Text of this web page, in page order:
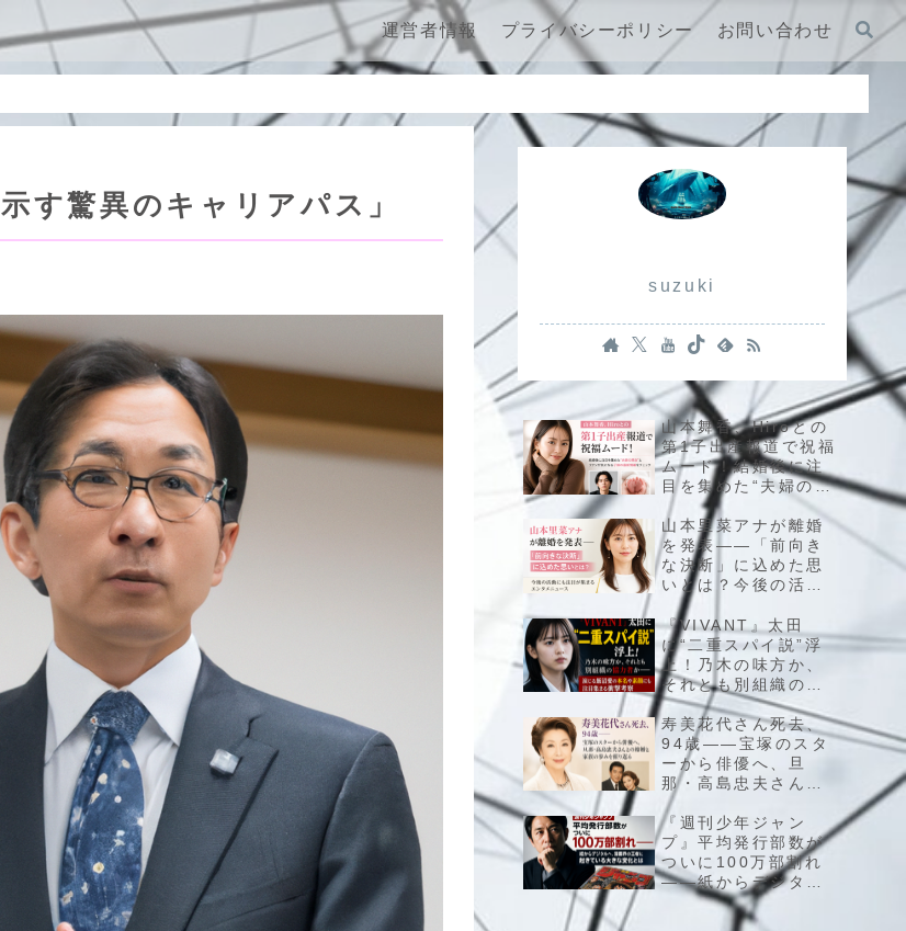
運営者情報 プライバシーポリシー お問い合わせ
す驚異のキャリアパス」
suzuki
山本舞香、Hiroとの
第1子出産報道で祝福
ムード！結婚後に注
目を集めた“夫婦の現
在”とファンが気にな
る子供の最新情報を
チェック
山本里菜アナが離婚
を発表――「前向き
な決断」に込めた思
いとは？今後の活動
にも注目が集まるエ
ンタメニュース
『VIVANT』太田
に“二重スパイ説”浮
上！乃木の味方か、
それとも別組織の協
力者か――演じる飯
沼愛の本名や素顔に
も注目集まる衝撃考
察
寿美花代さん死去、
94歳――宝塚のスタ
ーから俳優へ、旦
那・高島忠夫さんと
の結婚と家族の歩み
を振り返る
『週刊少年ジャン
プ』平均発行部数が
ついに100万部割れ
――紙からデジタル
へ、漫画界の王者に
起きている大きな変